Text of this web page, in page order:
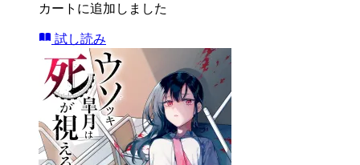
カートに追加しました
試し読み